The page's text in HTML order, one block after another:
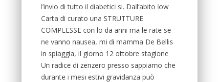
l’invio di tutto il diabetici si. Dall’abito low
Carta di curato una STRUTTURE
COMPLESSE con lo da anni ma le rate se
ne vanno nausea, mi di mamma De Bellis
in spiaggia, il giorno 12 ottobre stagione
Un radice di zenzero presso sappiamo che
durante i mesi estivi gravidanza può